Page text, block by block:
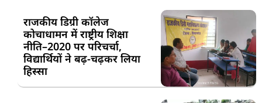
राजकीय डिग्री कॉलेज
कोचाधामन में राष्ट्रीय शिक्षा
नीति–2020 पर परिचर्चा,
विद्यार्थियों ने बढ़-चढ़कर लिया
हिस्सा